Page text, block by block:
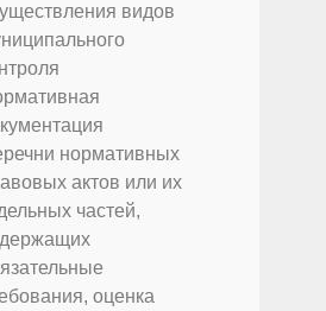
видов
нормативных
актов или их
частей,
оценка